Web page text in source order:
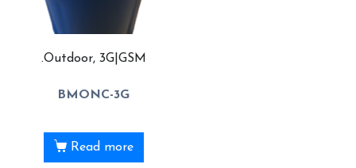
.Outdoor, 3G|GSM
BMONC-3G
Read more